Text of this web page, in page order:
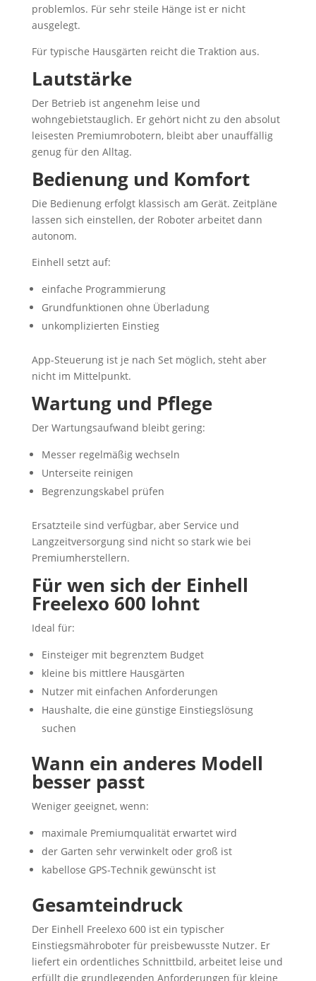
problemlos. Für sehr steile Hänge ist er nicht
ausgelegt.
Für typische Hausgärten reicht die Traktion aus.
Lautstärke
Der Betrieb ist angenehm leise und
wohngebietstauglich. Er gehört nicht zu den absolut
leisesten Premiumrobotern, bleibt aber unauffällig
genug für den Alltag.
Bedienung und Komfort
Die Bedienung erfolgt klassisch am Gerät. Zeitpläne
lassen sich einstellen, der Roboter arbeitet dann
autonom.
Einhell setzt auf:
einfache Programmierung
Grundfunktionen ohne Überladung
unkomplizierten Einstieg
App-Steuerung ist je nach Set möglich, steht aber
nicht im Mittelpunkt.
Wartung und Pflege
Der Wartungsaufwand bleibt gering:
Messer regelmäßig wechseln
Unterseite reinigen
Begrenzungskabel prüfen
Ersatzteile sind verfügbar, aber Service und
Langzeitversorgung sind nicht so stark wie bei
Premiumherstellern.
Für wen sich der Einhell
Freelexo 600 lohnt
Ideal für:
Einsteiger mit begrenztem Budget
kleine bis mittlere Hausgärten
Nutzer mit einfachen Anforderungen
Haushalte, die eine günstige Einstiegslösung
suchen
Wann ein anderes Modell
besser passt
Weniger geeignet, wenn:
maximale Premiumqualität erwartet wird
der Garten sehr verwinkelt oder groß ist
kabellose GPS-Technik gewünscht ist
Gesamteindruck
Der Einhell Freelexo 600 ist ein typischer
Einstiegsmähroboter für preisbewusste Nutzer. Er
liefert ein ordentliches Schnittbild, arbeitet leise und
erfüllt die grundlegenden Anforderungen für kleine